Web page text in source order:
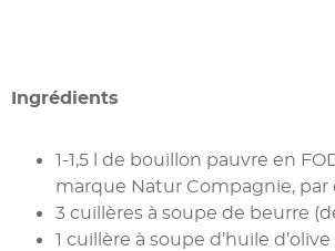
Ingrédients
1-1,5 l de bouillon pauvre en
marque Natur Compagnie, par
3 cuillères à soupe de beurre
1 cuillère à soupe d’huile